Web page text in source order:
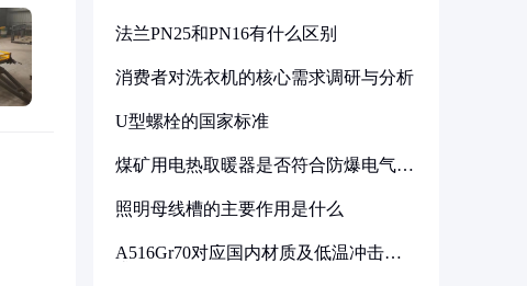
法兰PN25和PN16有什么区别
消费者对洗衣机的核心需求调研与分析
U型螺栓的国家标准
煤矿用电热取暖器是否符合防爆电气设
照明母线槽的主要作用是什么
A516Gr70对应国内材质及低温冲击要